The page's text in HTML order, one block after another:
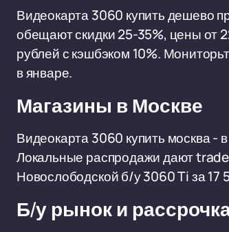
Видеокарта 3060 купить дешево
обещают скидки 25-35%, цены от
рублей с кэшбэком 10%.
в январе.
Магазины в Москве
Видеокарта 3060 купить москва
Локальные распродажи дают
Новослободской б/у 3060 Ti за 17
Б/у рынок и